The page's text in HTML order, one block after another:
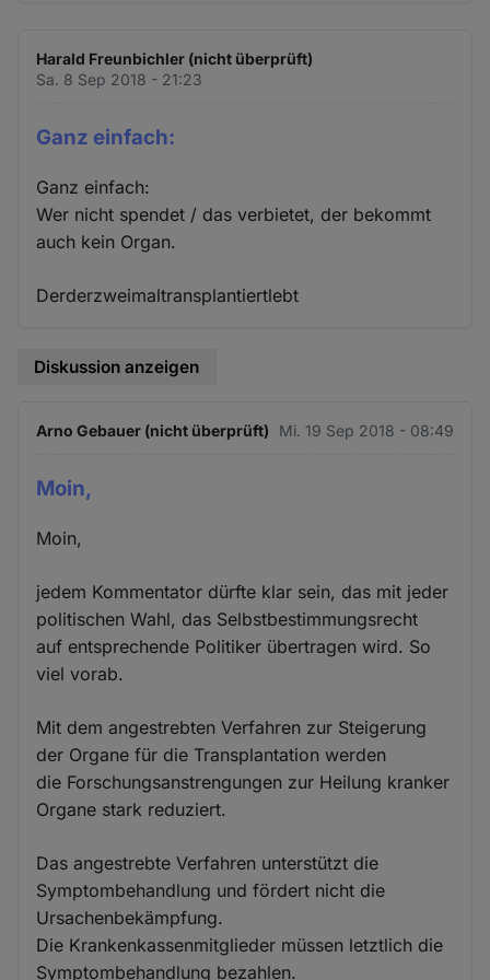
Harald Freunbichler (nicht überprüft)
Sa. 8 Sep 2018 - 21:23
Ganz einfach:
Ganz einfach:
Wer nicht spendet / das verbietet, der bekommt
auch kein Organ.
Derderzweimaltransplantiertlebt
Diskussion anzeigen
Arno Gebauer (nicht überprüft) Mi. 19 Sep 2018 - 08:49
Moin,
Moin,
jedem Kommentator dürfte klar sein, das mit jeder
politischen Wahl, das Selbstbestimmungsrecht
auf entsprechende Politiker übertragen wird. So
viel vorab.
Mit dem angestrebten Verfahren zur Steigerung
der Organe für die Transplantation werden
die Forschungsanstrengungen zur Heilung kranker
Organe stark reduziert.
Das angestrebte Verfahren unterstützt die
Symptombehandlung und fördert nicht die
Ursachenbekämpfung.
Die Krankenkassenmitglieder müssen letztlich die
Symptombehandlung bezahlen.